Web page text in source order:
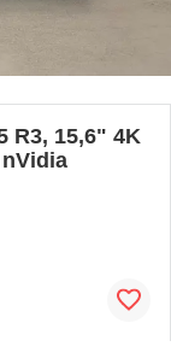
R3, 15,6" 4K
nVidia